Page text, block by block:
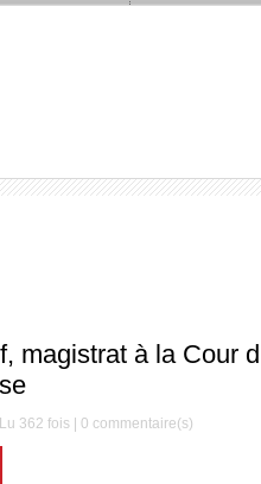
magistrat à la Cour
362 fois |0 commentaire(s)